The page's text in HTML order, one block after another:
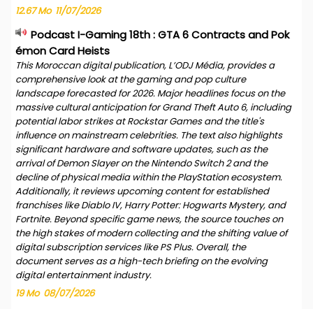
12.67 Mo 11/07/2026
Podcast I-Gaming 18th : GTA 6 Contracts and Pok
émon Card Heists
This Moroccan digital publication, L’ODJ Média, provides a
comprehensive look at the gaming and pop culture
landscape forecasted for 2026. Major headlines focus on the
massive cultural anticipation for Grand Theft Auto 6, including
potential labor strikes at Rockstar Games and the title's
influence on mainstream celebrities. The text also highlights
significant hardware and software updates, such as the
arrival of Demon Slayer on the Nintendo Switch 2 and the
decline of physical media within the PlayStation ecosystem.
Additionally, it reviews upcoming content for established
franchises like Diablo IV, Harry Potter: Hogwarts Mystery, and
Fortnite. Beyond specific game news, the source touches on
the high stakes of modern collecting and the shifting value of
digital subscription services like PS Plus. Overall, the
document serves as a high-tech briefing on the evolving
digital entertainment industry.
19 Mo 08/07/2026